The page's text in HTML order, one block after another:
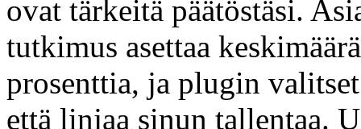
ovat tärkeitä päätöstäsi.
tutkimus asettaa
prosenttia, ja plugin
että linjaa sinun tallentaa.